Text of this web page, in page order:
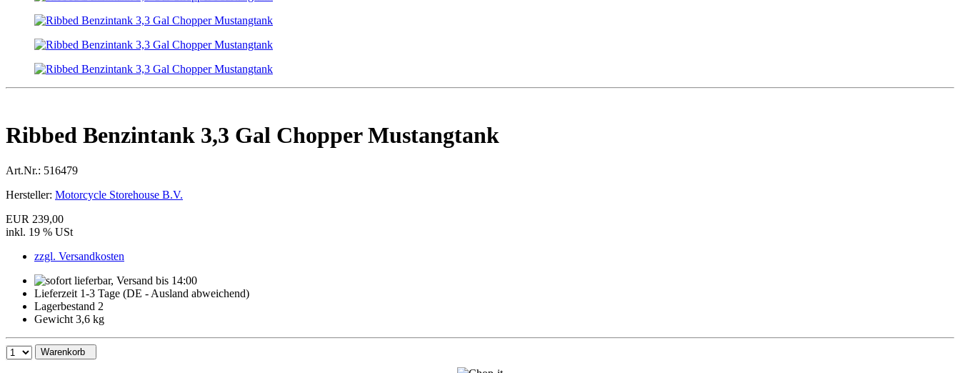
Ribbed Benzintank 3,3 Gal Chopper Mustangtank
Art.Nr.: 516479
Hersteller: Motorcycle Storehouse B.V.
EUR 239,00
inkl. 19 % USt
zzgl. Versandkosten
Lieferzeit 1-3 Tage (DE - Ausland abweichend)
Lagerbestand 2
Gewicht 3,6 kg
Warenkorb